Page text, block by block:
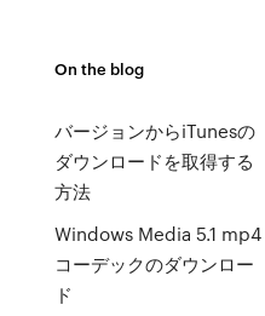
On the blog
バージョンからiTunesの
ダウンロードを取得する
方法
Windows Media 5.1 mp4
コーデックのダウンロー
ド